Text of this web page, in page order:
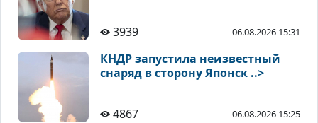
3939 06.08.2026 15:31
КНДР запустила неизвестный
снаряд в сторону Японск ..>
4867 06.08.2026 15:25